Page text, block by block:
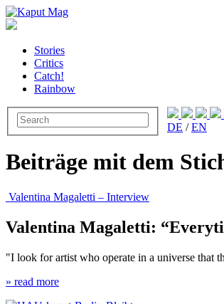
Stories
Critics
Catch!
Rainbow
DE /EN
Beiträge mit dem
Valentina Magaletti – Interview
Valentina Magaletti:
"I look for artist who operate in a universe
» read more